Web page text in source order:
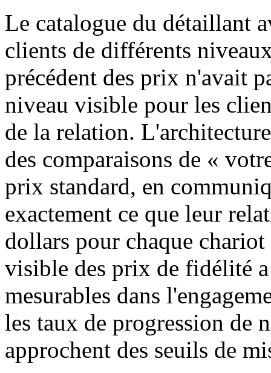
Le catalogue du détaillant
clients de différents
précédent des prix n'avait
niveau visible pour les
de la relation.
des comparaisons de «
prix standard, en
exactement ce que leur
dollars pour chaque
visible des prix de fidélité
mesurables dans
les taux de progression de
approchent des seuils de